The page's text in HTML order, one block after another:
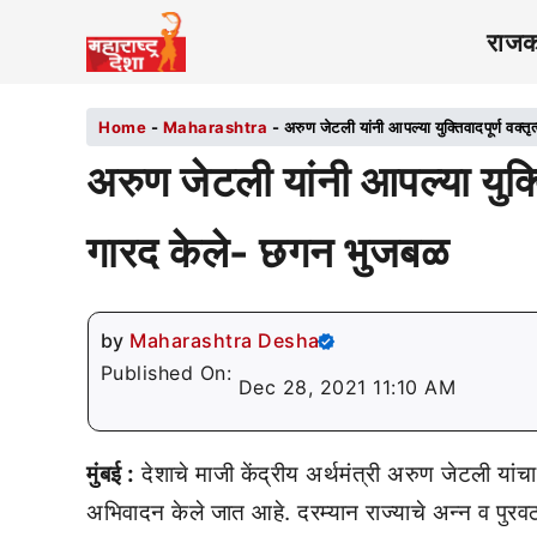
Home - Maharashtra - अरुण जेटली यांनी आपल्या युक्तिवादपूर्ण
अरुण जेटली यांनी आपल्या
गारद केले- छगन भुजबळ
by Maharashtra Desha
Published On:
Dec 28, 2021 11:10 AM
मुंबई : देशाचे माजी केंद्रीय अर्थमंत्री अरुण जेटली
अभिवादन केले जात आहे. दरम्यान राज्याचे अन्न व